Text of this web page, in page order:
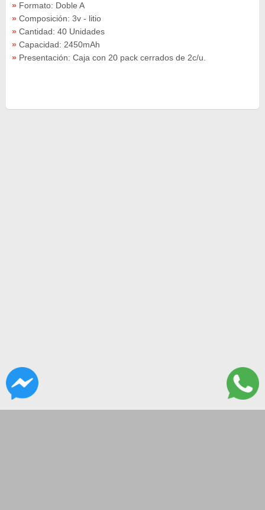
» Formato: Doble A
» Composición: 3v - litio
» Cantidad: 40 Unidades
» Capacidad: 2450mAh
» Presentación: Caja con 20 pack cerrados de 2c/u.​​​​​​​